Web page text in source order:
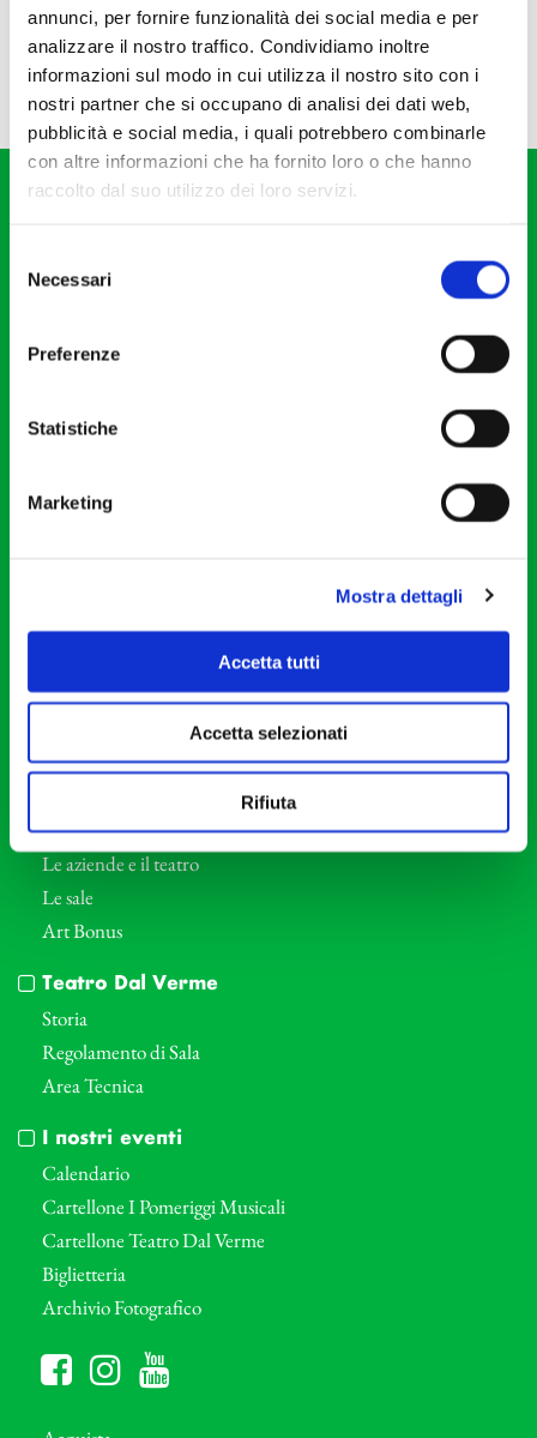
annunci, per fornire funzionalità dei social media e per
analizzare il nostro traffico. Condividiamo inoltre
informazioni sul modo in cui utilizza il nostro sito con i
nostri partner che si occupano di analisi dei dati web,
pubblicità e social media, i quali potrebbero combinarle
con altre informazioni che ha fornito loro o che hanno
raccolto dal suo utilizzo dei loro servizi.
delNecessari
Preferenze
Statistiche
Marketing
Mostra dettagli
Accetta tutti
Accetta selezionati
Rifiuta
Via S. Giovanni sul Muro, 2
Cod. Fisc. 80078650159
Orchestra I Pomeriggi Musicali
Direttore Artistico
Professori d’Orchestra
Eventi Corporate
Le aziende e il teatro
Le sale
Art Bonus
Teatro Dal Verme
Storia
Regolamento di Sala
Area Tecnica
I nostri eventi
Calendario
Cartellone I Pomeriggi Musicali
Cartellone Teatro Dal Verme
Biglietteria
Archivio Fotografico